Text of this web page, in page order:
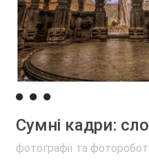
Сумні кадри:
фотографії та